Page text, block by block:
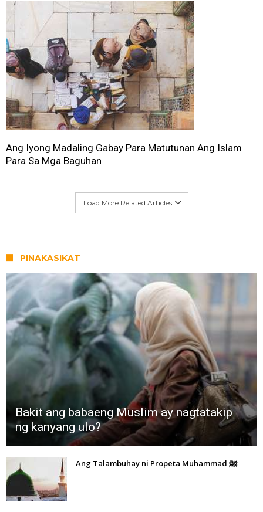
Ang Iyong Madaling Gabay Para Matutunan Ang Islam
Para Sa Mga Baguhan
Load More Related Articles
PINAKASIKAT
Bakit ang babaeng Muslim ay nagtatakip
ng kanyang ulo?
Ang Talambuhay ni Propeta Muhammad ﷺ